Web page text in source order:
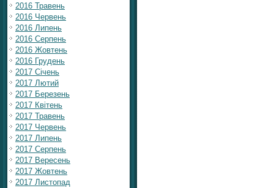
2016 Травень
2016 Червень
2016 Липень
2016 Серпень
2016 Жовтень
2016 Грудень
2017 Січень
2017 Лютий
2017 Березень
2017 Квітень
2017 Травень
2017 Червень
2017 Липень
2017 Серпень
2017 Вересень
2017 Жовтень
2017 Листопад